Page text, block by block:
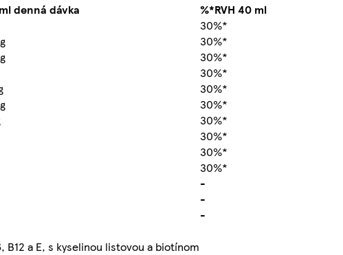
denná dávka
%*RVH 40 ml
30%*
30%*
30%*
30%*
30%*
30%*
30%*
30%*
30%*
30%*
-
-
-
a E, s kyselinou listovou a biotínom